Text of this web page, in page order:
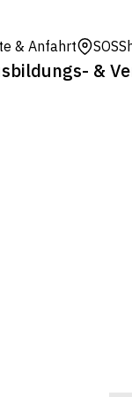
& Anfahrt SOS
&